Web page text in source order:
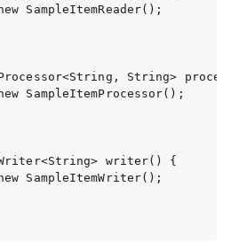
SampleItemReader();
String>
SampleItemProcessor();
writer() {
SampleItemWriter();